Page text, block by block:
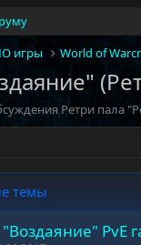
игры World of
Ретри пала
темы
PvE